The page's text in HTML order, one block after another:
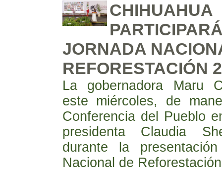
CHIHUAHUA
JORNADA
REFORESTACIÓN
La gobernadora Maru
este miércoles, de
Conferencia del Pueblo
presidenta Claudia
durante la
Nacional de